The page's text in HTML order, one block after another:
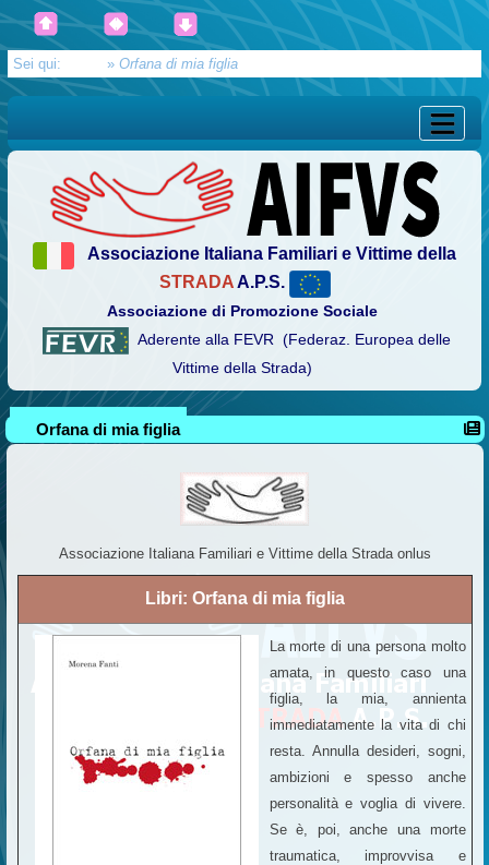
Sei qui: » Orfana di mia figlia
Associazione Italiana Familiari e Vittime della
STRADAA.P.S.
Associazione di Promozione Sociale
Aderente alla FEVR (Federaz. Europea delle
Vittime della Strada)
Orfana di mia figlia
Associazione Italiana Familiari e Vittime della Strada onlus
Libri: Orfana di mia figlia
La morte di una persona molto
amata, in questo caso una
figlia, la mia, annienta
immediatamente la vita di chi
resta. Annulla desideri, sogni,
ambizioni e spesso anche
personalità e voglia di vivere.
Se è, poi, anche una morte
traumatica, improvvisa e